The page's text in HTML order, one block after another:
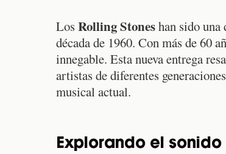
LosRolling Stoneshan sido una
década de 1960. Con más de 60
innegable. Esta nueva entrega
artistas de diferentes
musical actual.
Explorando el